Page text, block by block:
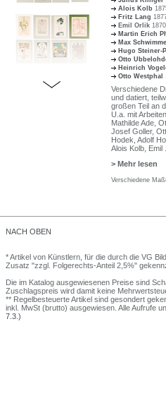
Alois Kolb
Fritz Lang
Emil Orlik
Martin Erich
Max
Hugo Steiner-
Otto
Heinrich
Otto Westphal
Verschiedene
und datiert,
großen Teil an
U.a. mit
Mathilde Ade,
Josef Goller,
Hodek, Adolf
Alois Kolb, Emil
> Mehr lesen
Verschiedene
NACH OBEN
* Artikel von Künstlern, für die durch die VG
Zusatz "zzgl. Folgerechts-Anteil 2,5%"
Die im Katalog ausgewiesenen Preise sind
Zuschlagspreis wird damit keine
** Regelbesteuerte Artikel sind gesondert
inkl. MwSt (brutto) ausgewiesen. Alle Aufrufe
7.3.)